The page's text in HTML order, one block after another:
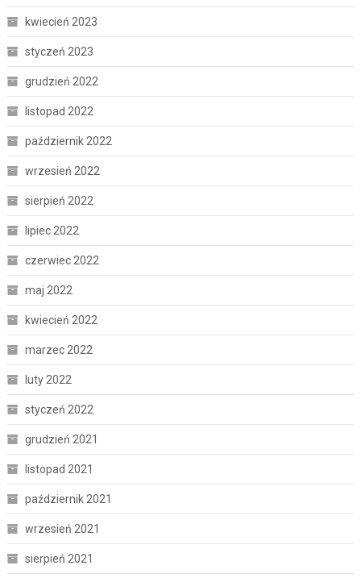
kwiecień 2023
styczeń 2023
grudzień 2022
listopad 2022
październik 2022
wrzesień 2022
sierpień 2022
lipiec 2022
czerwiec 2022
maj 2022
kwiecień 2022
marzec 2022
luty 2022
styczeń 2022
grudzień 2021
listopad 2021
październik 2021
wrzesień 2021
sierpień 2021